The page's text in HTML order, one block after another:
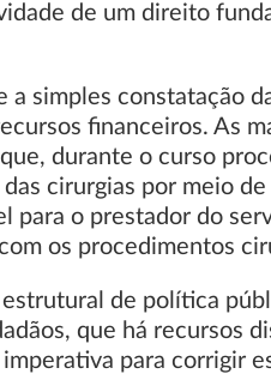
de um direito
a simples constatação
financeiros. As
durante o curso
cirurgias por meio
para o prestador do
os procedimentos
de política
que há recursos
para corrigir